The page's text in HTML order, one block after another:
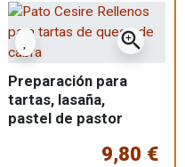
zoom_in
Preparación para
tartas, lasaña,
pastel de pastor
9,80 €